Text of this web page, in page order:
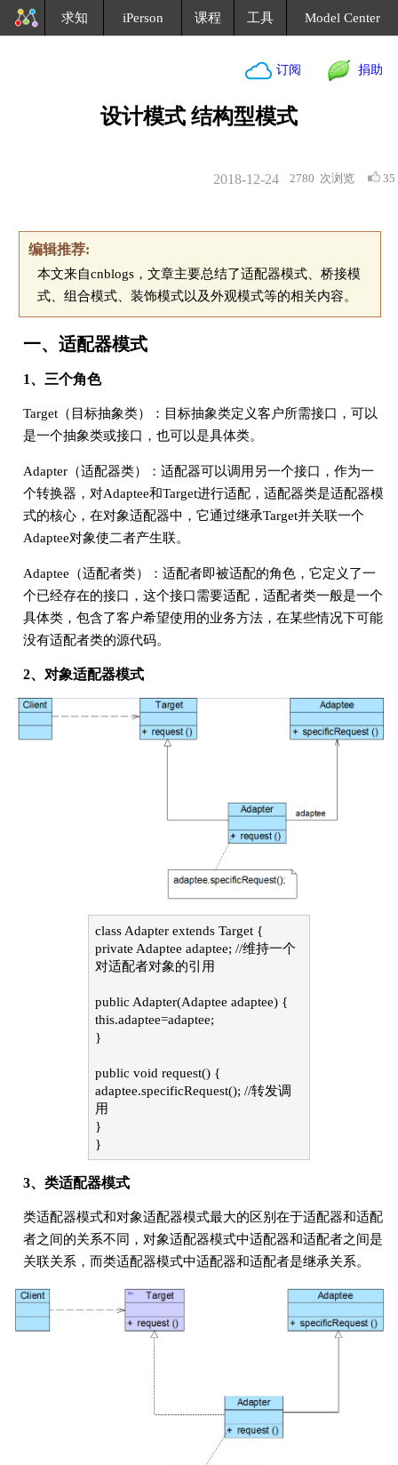
求知 iPerson 课程 工具 Model Center
订阅 捐助
设计模式 结构型模式
2780 次浏览 35
2018-12-24
编辑推荐:
本文来自cnblogs，文章主要总结了适配器模式、桥接模
式、组合模式、装饰模式以及外观模式等的相关内容。
一、适配器模式
1、三个角色
Target（目标抽象类）：目标抽象类定义客户所需接口，可以
是一个抽象类或接口，也可以是具体类。
Adapter（适配器类）：适配器可以调用另一个接口，作为一
个转换器，对Adaptee和Target进行适配，适配器类是适配器模
式的核心，在对象适配器中，它通过继承Target并关联一个
Adaptee对象使二者产生联。
Adaptee（适配者类）：适配者即被适配的角色，它定义了一
个已经存在的接口，这个接口需要适配，适配者类一般是一个
具体类，包含了客户希望使用的业务方法，在某些情况下可能
没有适配者类的源代码。
2、对象适配器模式
class Adapter extends Target {
private Adaptee adaptee; //维持一个
对适配者对象的引用
public Adapter(Adaptee adaptee) {
this.adaptee=adaptee;
}
public void request() {
adaptee.specificRequest(); //转发调
用
}
}
3、类适配器模式
类适配器模式和对象适配器模式最大的区别在于适配器和适配
者之间的关系不同，对象适配器模式中适配器和适配者之间是
关联关系，而类适配器模式中适配器和适配者是继承关系。